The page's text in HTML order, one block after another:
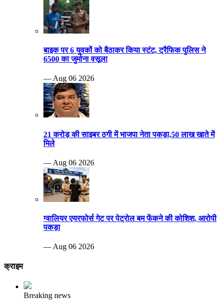
बाइक पर 6 युवकों को बैठाकर किया स्टंट, ट्रैफिक पुलिस ने
6500 का जुर्माना वसूला
— Aug 06 2026
21 करोड़ की साइबर ठगी में भाजपा नेता पकड़ा,50 लाख खाते में
मिले
— Aug 06 2026
ग्वालियर एयरफोर्स गेट पर पेट्रोल बम फेंकने की कोशिश, आरोपी
पकड़ा
— Aug 06 2026
क्राइम
Breaking news